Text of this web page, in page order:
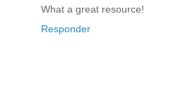
What a great resource!
Responder